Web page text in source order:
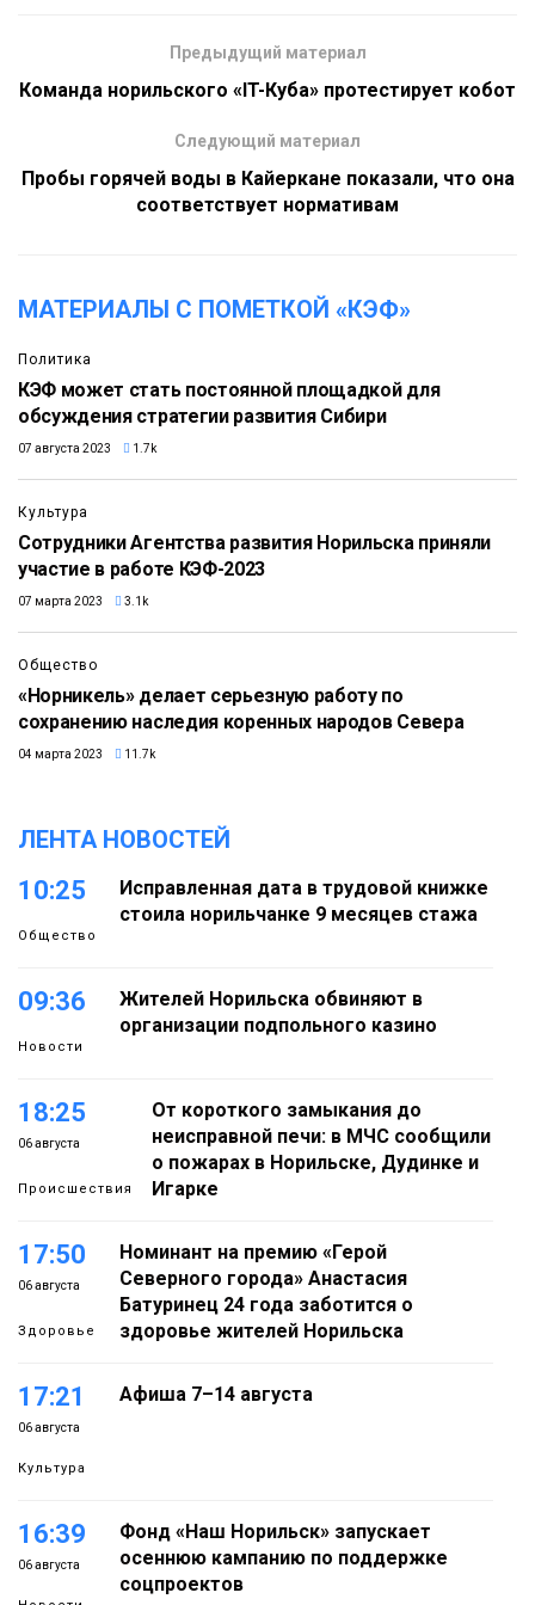
Предыдущий материал
Команда норильского «IT-Куба» протестирует кобот
Следующий материал
Пробы горячей воды в Кайеркане показали, что она
соответствует нормативам
МАТЕРИАЛЫ С ПОМЕТКОЙ «КЭФ»
Политика
КЭФ может стать постоянной площадкой для
обсуждения стратегии развития Сибири
07 августа 2023 1.7k
Культура
Сотрудники Агентства развития Норильска приняли
участие в работе КЭФ-2023
07 марта 2023 3.1k
Общество
«Норникель» делает серьезную работу по
сохранению наследия коренных народов Севера
04 марта 2023 11.7k
ЛЕНТА НОВОСТЕЙ
10:25
Общество
Исправленная дата в трудовой книжке
стоила норильчанке 9 месяцев стажа
09:36
Новости
Жителей Норильска обвиняют в
организации подпольного казино
18:25
06 августа
Происшествия
От короткого замыкания до
неисправной печи: в МЧС сообщили
о пожарах в Норильске, Дудинке и
Игарке
17:50
06 августа
Здоровье
Номинант на премию «Герой
Северного города» Анастасия
Батуринец 24 года заботится о
здоровье жителей Норильска
17:21
06 августа
Культура
Афиша 7–14 августа
16:39
06 августа
Фонд «Наш Норильск» запускает
осеннюю кампанию по поддержке
соцпроектов